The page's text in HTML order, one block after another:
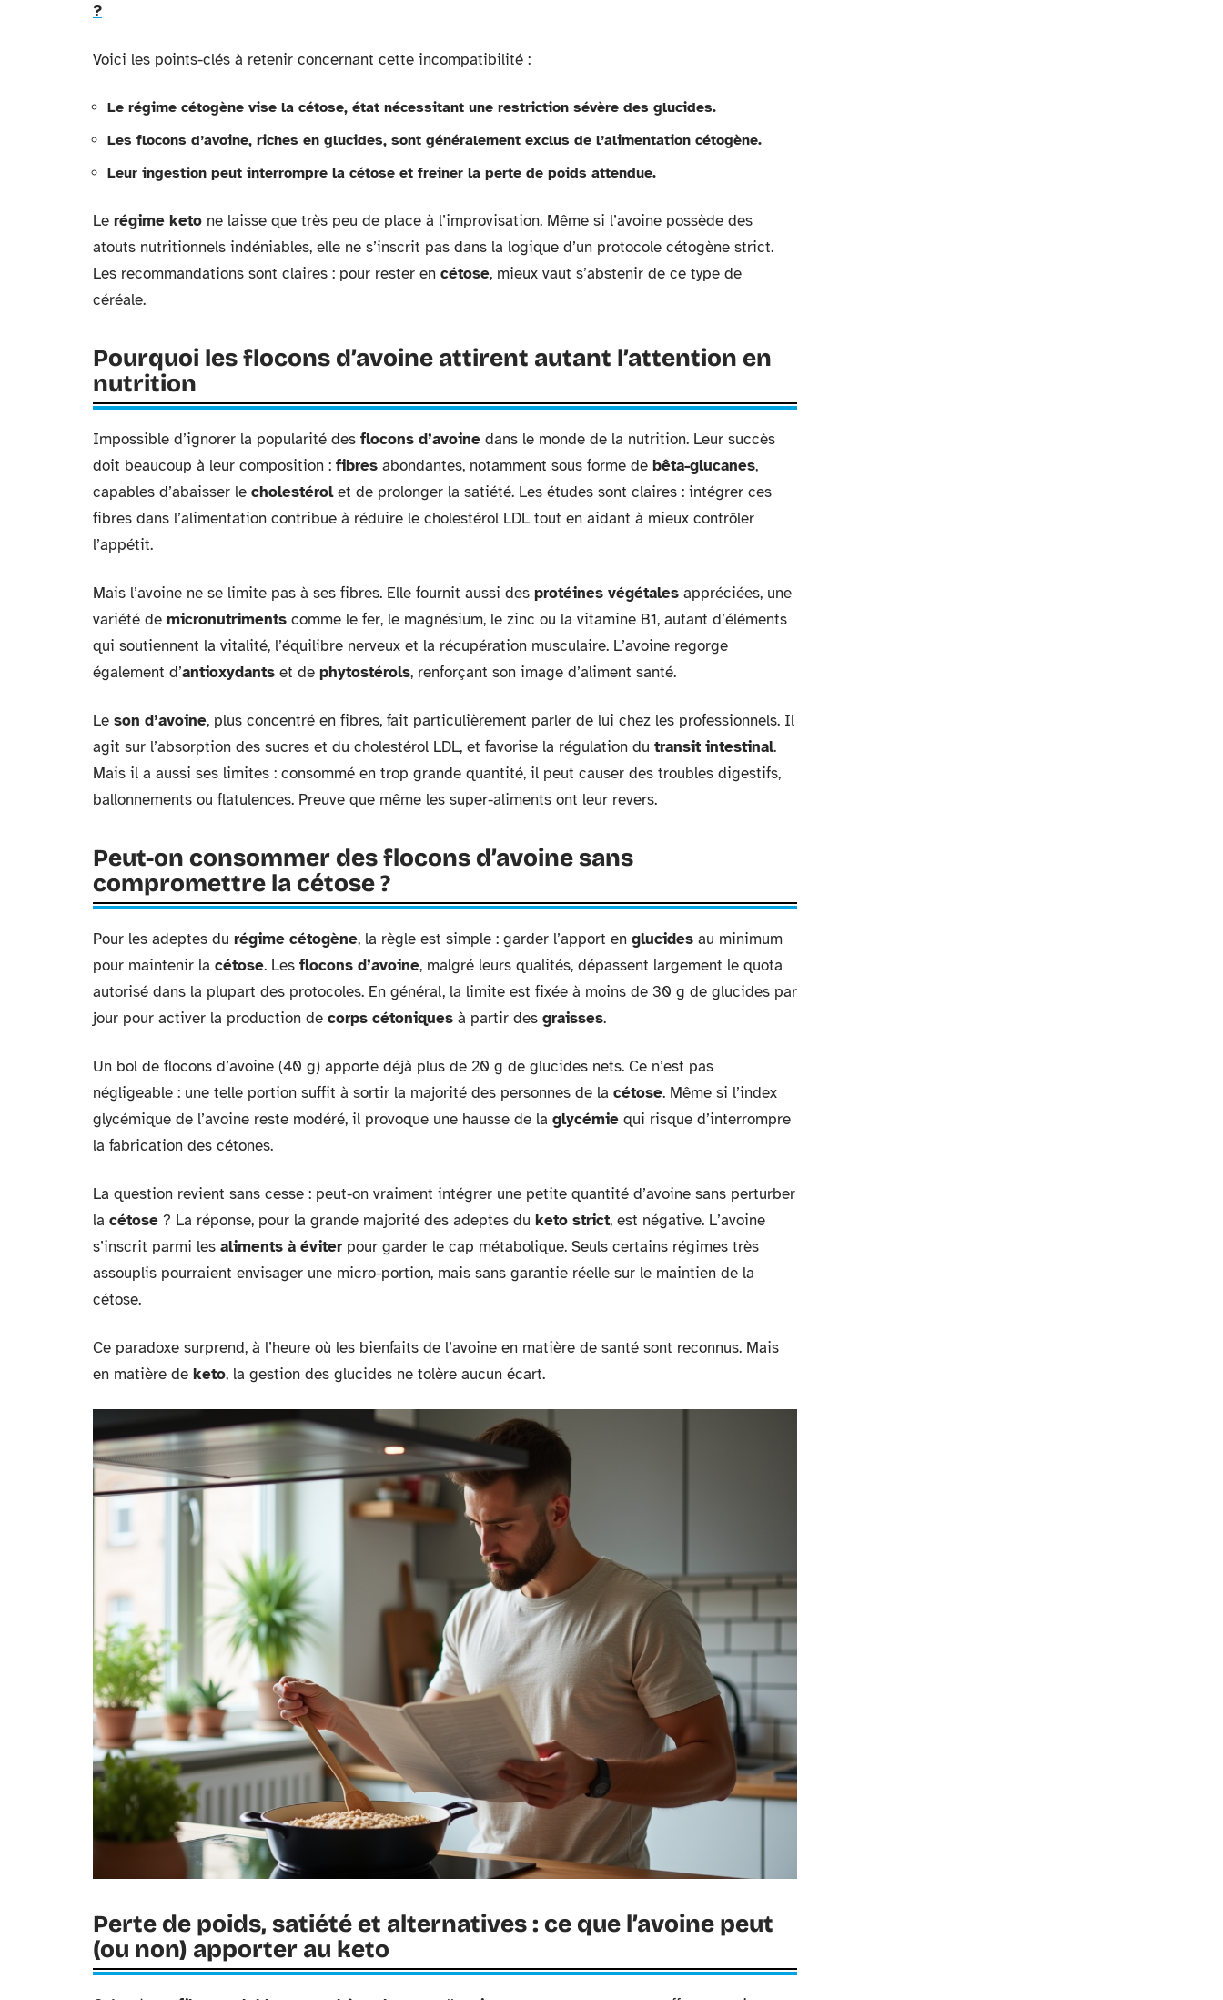
?
Voici les points-clés à retenir concernant cette incompatibilité :
Le régime cétogène vise la cétose, état nécessitant une restriction sévère des glucides.
Les flocons d’avoine, riches en glucides, sont généralement exclus de l’alimentation cétogène.
Leur ingestion peut interrompre la cétose et freiner la perte de poids attendue.
Le régime keto ne laisse que très peu de place à l’improvisation. Même si l’avoine possède des
atouts nutritionnels indéniables, elle ne s’inscrit pas dans la logique d’un protocole cétogène strict.
Les recommandations sont claires : pour rester en cétose, mieux vaut s’abstenir de ce type de
céréale.
Pourquoi les flocons d’avoine attirent autant l’attention en
nutrition
Impossible d’ignorer la popularité des flocons d’avoine dans le monde de la nutrition. Leur succès
doit beaucoup à leur composition : fibres abondantes, notamment sous forme de bêta-glucanes,
capables d’abaisser le cholestérolet de prolonger la satiété. Les études sont claires : intégrer ces
fibres dans l’alimentation contribue à réduire le cholestérol LDL tout en aidant à mieux contrôler
l’appétit.
Mais l’avoine ne se limite pas à ses fibres. Elle fournit aussi des protéines végétales appréciées, une
variété de micronutriments comme le fer, le magnésium, le zinc ou la vitamine B1, autant d’éléments
qui soutiennent la vitalité, l’équilibre nerveux et la récupération musculaire. L’avoine regorge
également d’antioxydants et de phytostérols, renforçant son image d’aliment santé.
Le son d’avoine, plus concentré en fibres, fait particulièrement parler de lui chez les professionnels. Il
agit sur l’absorption des sucres et du cholestérol LDL, et favorise la régulation du transit intestinal.
Mais il a aussi ses limites : consommé en trop grande quantité, il peut causer des troubles digestifs,
ballonnements ou flatulences. Preuve que même les super-aliments ont leur revers.
Peut-on consommer des flocons d’avoine sans
compromettre la cétose ?
Pour les adeptes du régime cétogène, la règle est simple : garder l’apport en glucides au minimum
pour maintenir la cétose. Les flocons d’avoine, malgré leurs qualités, dépassent largement le quota
autorisé dans la plupart des protocoles. En général, la limite est fixée à moins de 30 g de glucides par
jour pour activer la production de corps cétoniques à partir des graisses.
Un bol de flocons d’avoine (40 g) apporte déjà plus de 20 g de glucides nets. Ce n’est pas
négligeable : une telle portion suffit à sortir la majorité des personnes de la cétose. Même si l’index
glycémique de l’avoine reste modéré, il provoque une hausse de la glycémie qui risque d’interrompre
la fabrication des cétones.
La question revient sans cesse : peut-on vraiment intégrer une petite quantité d’avoine sans perturber
la cétose ? La réponse, pour la grande majorité des adeptes du keto strict, est négative. L’avoine
s’inscrit parmi les aliments à éviter pour garder le cap métabolique. Seuls certains régimes très
assouplis pourraient envisager une micro-portion, mais sans garantie réelle sur le maintien de la
cétose.
Ce paradoxe surprend, à l’heure où les bienfaits de l’avoine en matière de santé sont reconnus. Mais
en matière de keto, la gestion des glucides ne tolère aucun écart.
Perte de poids, satiété et alternatives : ce que l’avoine peut
(ou non) apporter au keto